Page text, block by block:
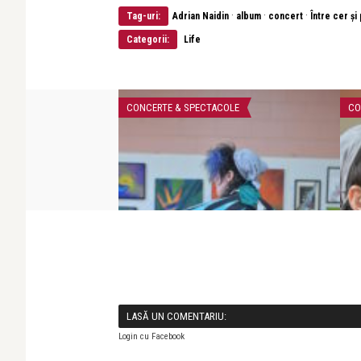
Tag-uri: Adrian Naidin · album · concert · Între cer și
Categorii: Life
CONCERTE & SPECTACOLE
LASĂ UN COMENTARIU:
Login cu Facebook